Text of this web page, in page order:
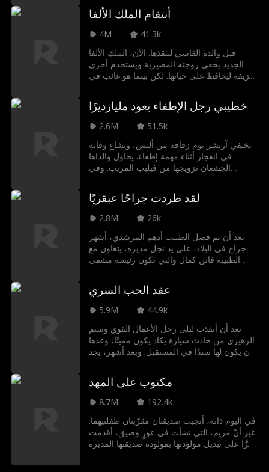
من فيروز تبادل المقعد معهما. بعد ذلك يتعثر
الطفل بسبب المطبات الهوائية مما يجعل الأم
تتعدى على الطيارين و تطلب عودة الطائرة إلى
المطار مما أدى في النهاية إلى هبوط اضطراري
للطائرة. تظهر يارا أخت الأم لتدافع عنها، ثم تتهم
فيروز بأنها عشيقة خطيبها دون أن تدرك أن فيروز
في الحقيقة هي شقيقته الصغرى. في النهاية
أنتقام الملك الألفا
4M
41.3k
قتل والده القاسي لينقذها. الآن، الملك الألفا
الجديد يخفي زوجته المصيرية ويستخدم أخرى
مزيفة ليحافظ على حياتها. لكن بينما هو غائب في
بوحشية. فهل ستبقى على قيد الحياة فترة كافية
حتى يعود الملك لينتقم لها؟
خطيبي رجل الإطفاء يعود مليارديرًا
2.6M
51.5k
يختفي آرتشر يوم زفافه من أليس، وتشاع وفاته
في انفجار أثناء مهمة إطفاء. يحاول والداها
الجشعان تزويجها من فيليب المريب. وفي
لقد طردت جراحًا عبقريًا
2.8M
26k
بعد أن تم فصل الطبيب أدهم المرشدي، أشهر
جراح في البلاد، على يد نجل مديره، يتعاون مع
الطبيبة فاتن كمال والتي تكون رئيسة مشفى
باسم أنه قد تخلى عن الطبيب الخطأ... يكون
الأوان قد فات
عقد الحب السري
5.9M
44.9k
بعد أن أنقذت ليلى رجل الأعمال القوي وسيم
الزهيري من حادث سيارة يكاد يكون مميتًا، وعدها
بأن يكون لها سندًا في المستقبل. وبعد أشهر، يجد
مشاعره، يهديها وسيم هدية ثمينة من إرث العائلة.
عندما يخونها جمال، تقرر ليلى إنهاء خطوبتها. ومع
تدهور حالة جدتها بسبب مرض الزهايمر، ورغبتها
في تحقيق أمنية زفاف لم تتحقق، تطلب ليلى من
وسيم أن يتزوجها بعقد سري لمدة سنة. يرى
وسيم في هذا فرصة ليكسب قلبها، وبينما يظل
مكتوب على المهد
8.7M
192.4k
في اليوم ذاته، أنجبت صديقتان مقرّبتان طفلتيهما.
غير أنّ مريم، التي نشأت في عوزٍ وضيق، أقدمت
سرًّا على تبديل مولودتها بمولودة صديقتها المديرة